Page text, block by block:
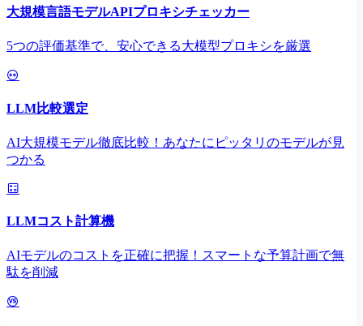
大規模言語モデルAPIプロキシチェッカー
5つの評価基準で、安心できる大模型プロキシを厳選
LLM比較選定
AI大規模モデル徹底比較！あなたにピッタリのモデルが見
つかる
LLMコスト計算機
AIモデルのコストを正確に把握！スマートな予算計画で無
駄を削減